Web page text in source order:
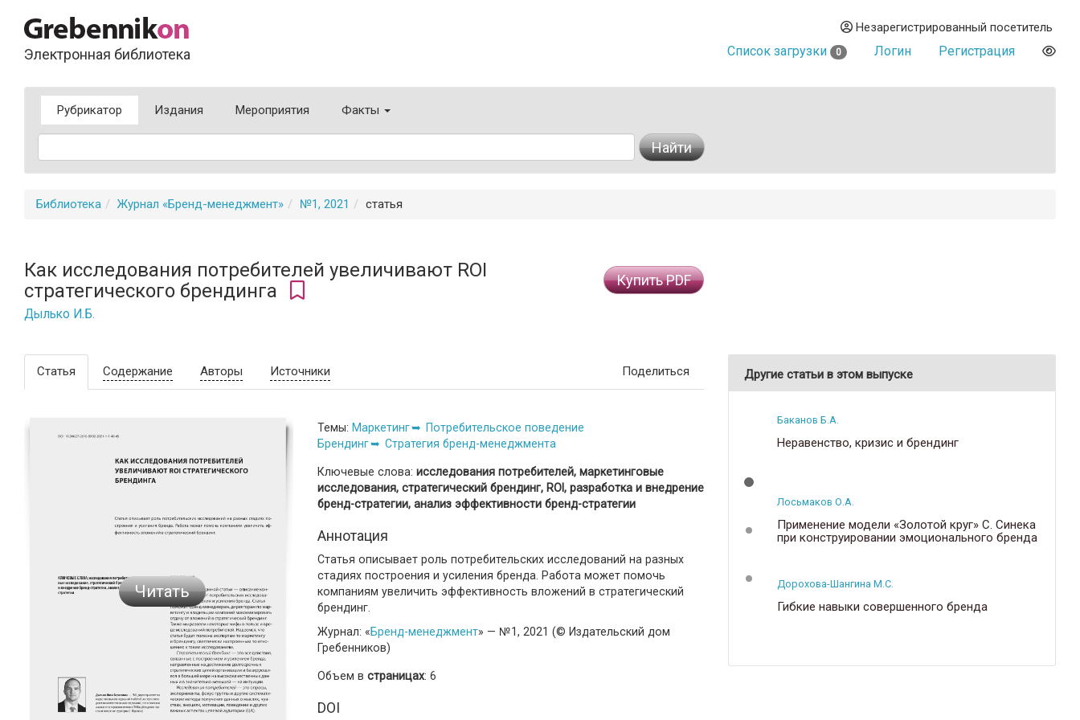
Электронная библиотека
Незарегистрированный посетитель
Список загрузки 0 Логин Регистрация
Рубрикатор Издания Мероприятия Факты
Найти
Библиотека Журнал «Бренд-менеджмент» №1, 2021 статья
Как исследования потребителей увеличивают ROI
стратегического брендинга
Дылько И.Б.
Купить PDF
Статья Содержание Авторы Источники Поделиться
Читать
Темы: Маркетинг
Потребительское поведение
Брендинг
Стратегия бренд-менеджмента
Ключевые слова: исследования потребителей, маркетинговые
исследования, стратегический брендинг, ROI, разработка и внедрение
бренд-стратегии, анализ эффективности бренд-стратегии
Аннотация
Статья описывает роль потребительских исследований на разных
стадиях построения и усиления бренда. Работа может помочь
компаниям увеличить эффективность вложений в стратегический
брендинг.
Журнал: «Бренд-менеджмент» — №1, 2021 (© Издательский дом
Гребенников)
Объем в страницах: 6
DOI
Другие статьи в этом выпуске
Баканов Б.А.
Неравенство, кризис и брендинг
Лосьмаков О.А.
Применение модели «Золотой круг» С. Синека
при конструировании эмоционального бренда
Дорохова-Шангина М.С.
Гибкие навыки совершенного бренда